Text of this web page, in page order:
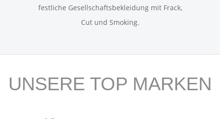
festliche Gesellschaftsbekleidung mit Frack,
Cut und Smoking.
UNSERE TOP MARKEN